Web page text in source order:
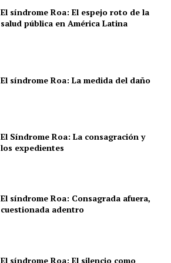
El síndrome Roa: El espejo roto de la
salud pública en América Latina
El síndrome Roa: La medida del daño
El Síndrome Roa: La consagración y
los expedientes
El síndrome Roa: Consagrada afuera,
cuestionada adentro
El síndrome Roa: El silencio como